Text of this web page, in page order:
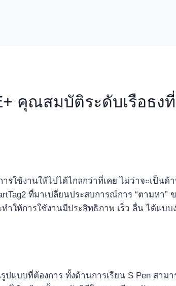
คุณสมบัติระดับเรือธง
รใช้งานให้ไปได้ไกลกว่าที่เคย ไม่ว่าจะเป็นด้
ที่มาเปลี่ยนประสบการณ์การ “ตามหา”
ำให้การใช้งานมีประสิทธิภาพ เร็ว ลื่น ได้แบบ
ปแบบที่ต้องการ ทั้งด้านการเรียน S Pen สา